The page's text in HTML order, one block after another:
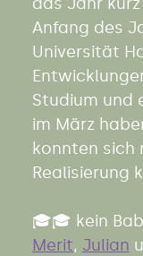
Anfang des
Universität
Studium und
im März
konnten sich
Realisierung
🎓🎓 kein
Merit, Julian